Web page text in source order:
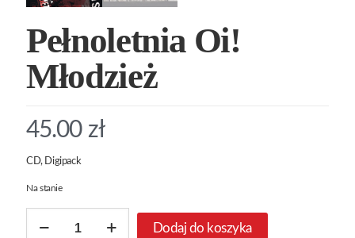
Pełnoletnia Oi!
Młodzież
45.00 zł
CD, Digipack
Na stanie
Pełnoletnia
Dodaj do koszyka